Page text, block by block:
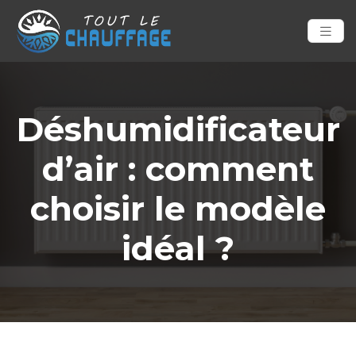
Déshumidificateur
d’air : comment
choisir le modèle
idéal ?